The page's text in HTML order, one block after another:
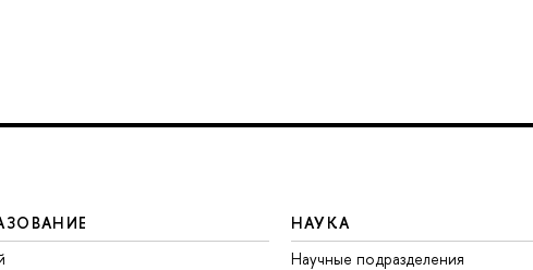
НАУКА
Научные подразделения